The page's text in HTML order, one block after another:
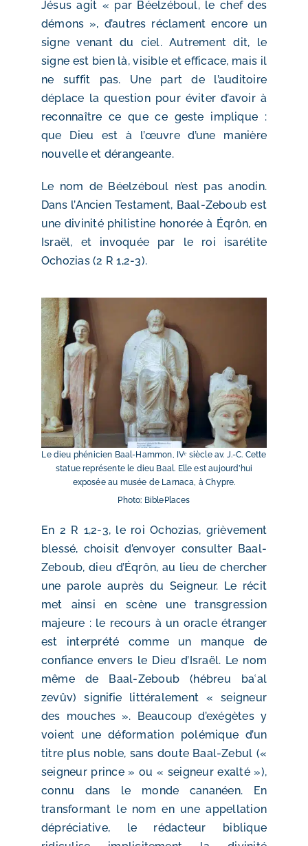
Jésus agit « par Béelzéboul, le chef des
démons », d’autres réclament encore un
signe venant du ciel. Autrement dit, le
signe est bien là, visible et efficace, mais il
ne suffit pas. Une part de l’auditoire
déplace la question pour éviter d’avoir à
reconnaître ce que ce geste implique :
que Dieu est à l’œuvre d’une manière
nouvelle et dérangeante.
Le nom de Béelzéboul n’est pas anodin.
Dans l’Ancien Testament, Baal-Zeboub est
une divinité philistine honorée à Éqrôn, en
Israël, et invoquée par le roi isarélite
Ochozias (2 R 1,2-3).
Le dieu phénicien Baal-Hammon, IVᵉ siècle av. J.-C. Cette
statue représente le dieu Baal. Elle est aujourd’hui
exposée au musée de Larnaca, à Chypre.
Photo: BiblePlaces
En 2 R 1,2-3, le roi Ochozias, grièvement
blessé, choisit d’envoyer consulter Baal-
Zeboub, dieu d’Éqrôn, au lieu de chercher
une parole auprès du Seigneur. Le récit
met ainsi en scène une transgression
majeure : le recours à un oracle étranger
est interprété comme un manque de
confiance envers le Dieu d’Israël. Le nom
même de Baal-Zeboub (hébreu baʿal
zevûv) signifie littéralement « seigneur
des mouches ». Beaucoup d’exégètes y
voient une déformation polémique d’un
titre plus noble, sans doute Baal-Zebul («
seigneur prince » ou « seigneur exalté »),
connu dans le monde cananéen. En
transformant le nom en une appellation
dépréciative, le rédacteur biblique